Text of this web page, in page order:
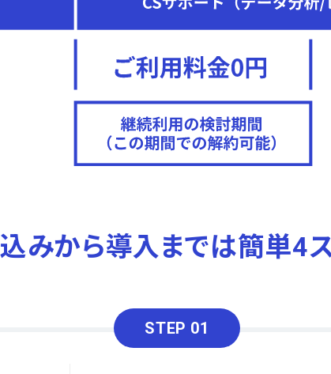
みから導入までは簡単4
STEP 01